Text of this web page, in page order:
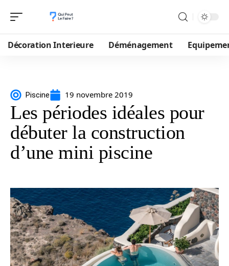
Décoration Interieure Déménagement
Piscine 19 novembre 2019
Les périodes idéales pour
débuter la construction
d’une mini piscine